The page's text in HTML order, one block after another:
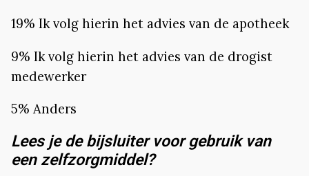
19% Ik volg hierin het advies van de apotheek
9% Ik volg hierin het advies van de drogist
medewerker
5% Anders
Lees je de bijsluiter voor gebruik van
een zelfzorgmiddel?